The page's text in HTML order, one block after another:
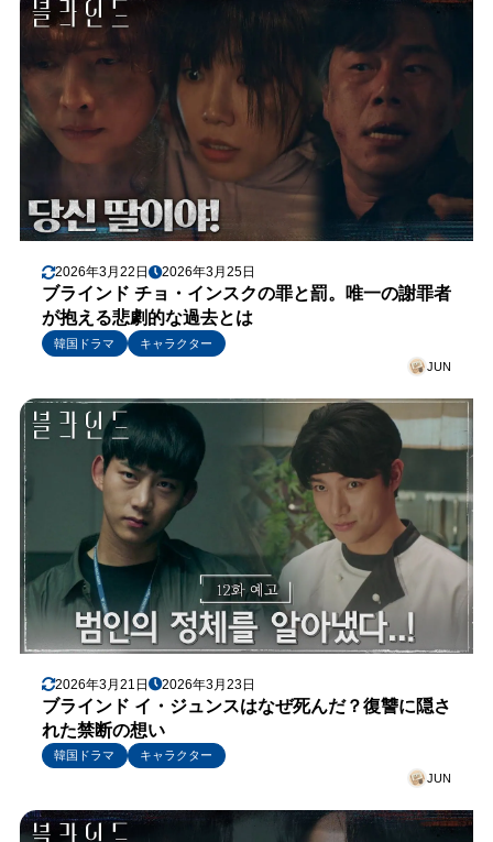
2026年3月22日 2026年3月25日
ブラインド チョ・インスクの罪と罰。唯一の謝罪者
が抱える悲劇的な過去とは
韓国ドラマ
キャラクター
JUN
2026年3月21日 2026年3月23日
ブラインド イ・ジュンスはなぜ死んだ？復讐に隠さ
れた禁断の想い
韓国ドラマ
キャラクター
JUN